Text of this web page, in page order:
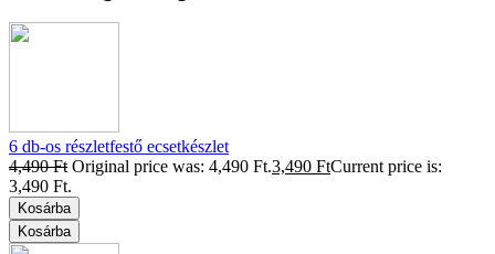
6 db-os részletfestő ecsetkészlet
4,490Ft Original price was: 4,490 Ft.3,490 FtCurrent price is:
3,490 Ft.
Kosárba
Kosárba